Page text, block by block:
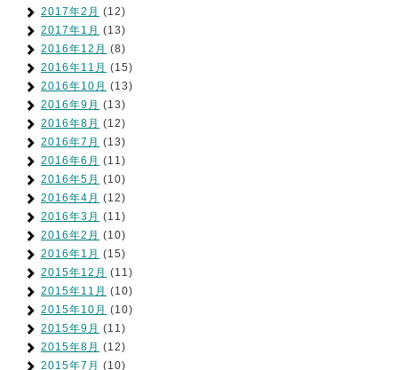
2017年2月 (12)
2017年1月 (13)
2016年12月 (8)
2016年11月 (15)
2016年10月 (13)
2016年9月 (13)
2016年8月 (12)
2016年7月 (13)
2016年6月 (11)
2016年5月 (10)
2016年4月 (12)
2016年3月 (11)
2016年2月 (10)
2016年1月 (15)
2015年12月 (11)
2015年11月 (10)
2015年10月 (10)
2015年9月 (11)
2015年8月 (12)
2015年7月 (10)